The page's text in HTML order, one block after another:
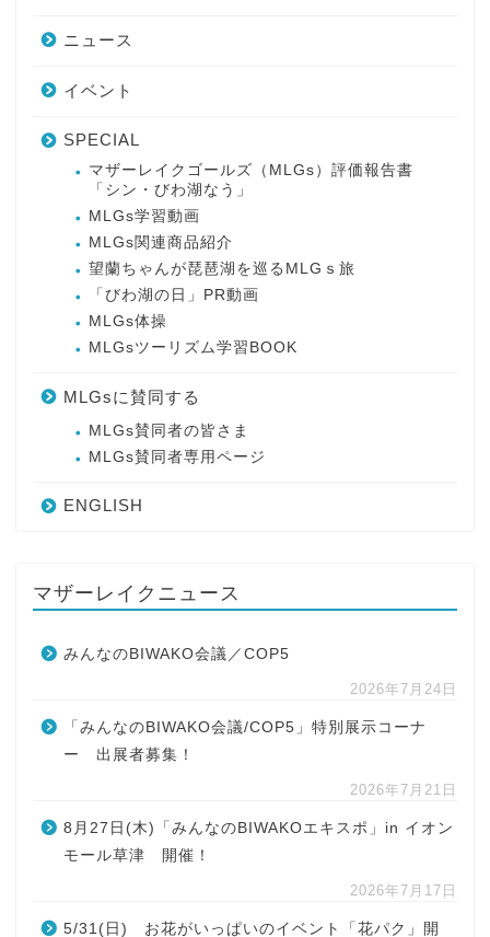
ニュース
イベント
SPECIAL
マザーレイクゴールズ（MLGs）評価報告書
「シン・びわ湖なう」
MLGs学習動画
MLGs関連商品紹介
望蘭ちゃんが琵琶湖を巡るMLGｓ旅
「びわ湖の日」PR動画
MLGs体操
MLGsツーリズム学習BOOK
MLGsに賛同する
MLGs賛同者の皆さま
MLGs賛同者専用ページ
ENGLISH
マザーレイクニュース
みんなのBIWAKO会議／COP5
2026年7月24日
「みんなのBIWAKO会議/COP5」特別展示コーナ
ー 出展者募集！
2026年7月21日
8月27日(木)「みんなのBIWAKOエキスポ」in イオン
モール草津 開催！
2026年7月17日
5/31(日) お花がいっぱいのイベント「花パク」開